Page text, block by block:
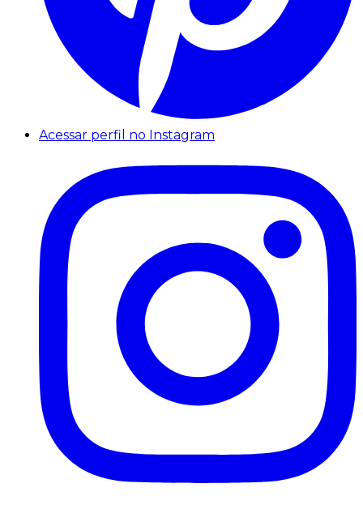
Acessar perfil no Instagram